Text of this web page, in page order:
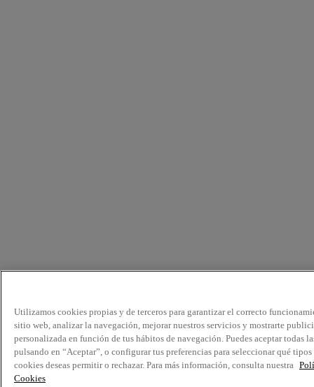
Utilizamos cookies propias y de terceros para garantizar el correcto
sitio web, analizar la navegación, mejorar nuestros servicios y mostrarte
personalizada en función de tus hábitos de navegación. Puedes aceptar todas
pulsando en “Aceptar”, o configurar tus preferencias para seleccionar qué tipos
cookies deseas permitir o rechazar. Para más información, consulta nuestra
Cookies